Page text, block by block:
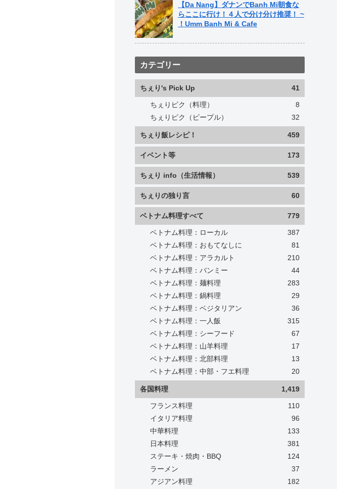
【Da Nang】ダナンでBanh Mi朝食な
らここに行け！４人で分け分け推奨！ ~
！Umm Banh Mi & Cafe
カテゴリー
ちぇり's Pick Up 41
ちぇりピク（料理）
8
ちぇりピク（ピープル）
32
ちぇり飯レシピ！ 459
イベント等 173
ちぇり info（生活情報） 539
ちぇりの独り言 60
ベトナム料理すべて 779
ベトナム料理：ローカル
387
ベトナム料理：おもてなしに
81
ベトナム料理：アラカルト
210
ベトナム料理：バンミー
44
ベトナム料理：麺料理
283
ベトナム料理：鍋料理
29
ベトナム料理：ベジタリアン
36
ベトナム料理：一人飯
315
ベトナム料理：シーフード
67
ベトナム料理：山羊料理
17
ベトナム料理：北部料理
13
ベトナム料理：中部・フエ料理
20
各国料理 1,419
フランス料理
110
イタリア料理
96
中華料理
133
日本料理
381
ステーキ・焼肉・BBQ
124
ラーメン
37
アジアン料理
182